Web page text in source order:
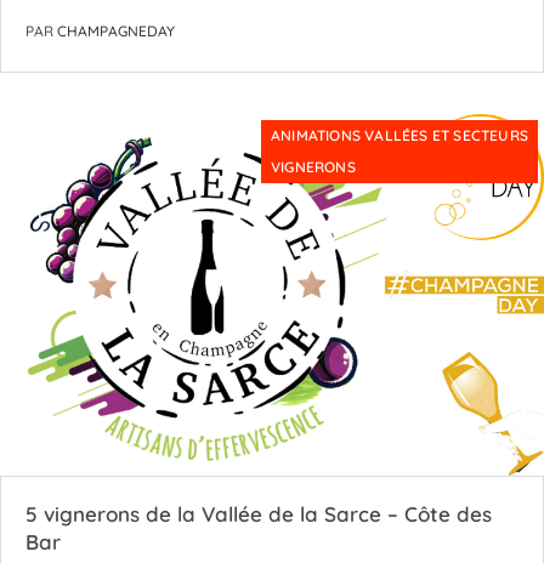
PAR CHAMPAGNEDAY
ANIMATIONS VALLÉES ET SECTEURS
VIGNERONS
5 vignerons de la Vallée de la Sarce – Côte des
Bar